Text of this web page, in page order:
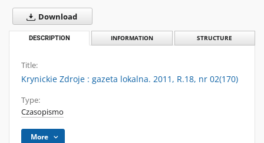
Download
DESCRIPTION INFORMATION STRUCTURE
Title:
Krynickie Zdroje : gazeta lokalna. 2011, R.18, nr 02(170)
Type:
Czasopismo
More